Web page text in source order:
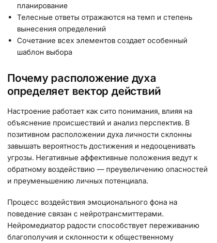
планирование
Телесные ответы отражаются на темп и степень
вынесения определений
Сочетание всех элементов создает особенный
шаблон выбора
Почему расположение духа
определяет вектор действий
Настроение работает как сито понимания, влияя на
объяснение происшествий и анализ перспектив. В
позитивном расположении духа личности склонны
завышать вероятность достижения и недооценивать
угрозы. Негативные аффективные положения ведут к
обратному воздействию — преувеличению опасностей
и преуменьшению личных потенциала.
Процесс воздействия эмоционального фона на
поведение связан с нейротрансмиттерами.
Нейромедиатор радости способствует переживанию
благополучия и склонности к общественному